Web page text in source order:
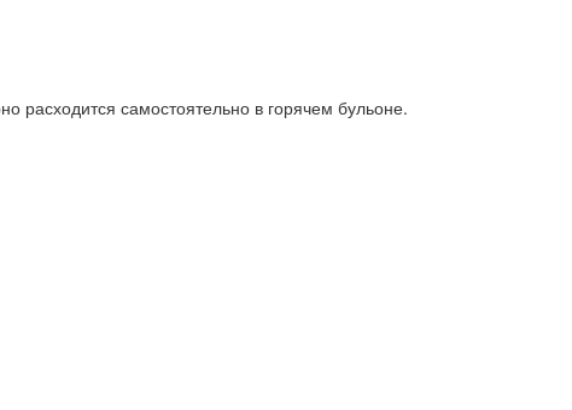
расходится самостоятельно в горячем бульоне.